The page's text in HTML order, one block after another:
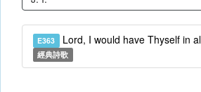
E363 Lord, I would have Thyself in
經典詩歌